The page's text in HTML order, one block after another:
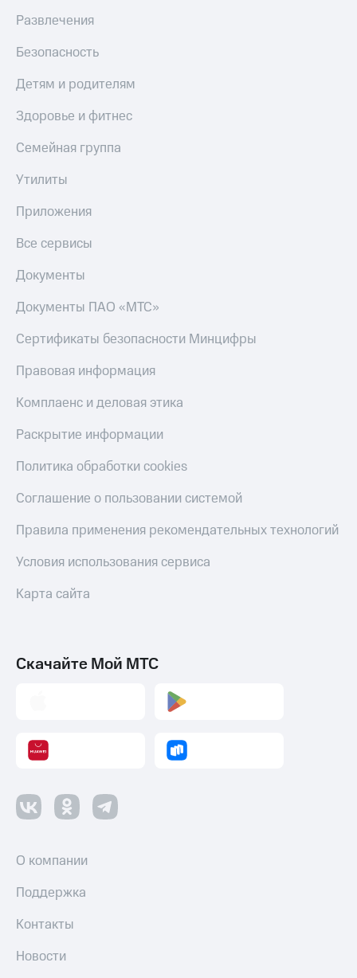
Развлечения
Безопасность
Детям и родителям
Здоровье и фитнес
Семейная группа
Утилиты
Приложения
Все сервисы
Документы
Документы ПАО «МТС»
Сертификаты безопасности Минцифры
Правовая информация
Комплаенс и деловая этика
Раскрытие информации
Политика обработки cookies
Соглашение о пользовании системой
Правила применения рекомендательных технологий
Условия использования сервиса
Карта сайта
Скачайте Мой МТС
О компании
Поддержка
Контакты
Новости